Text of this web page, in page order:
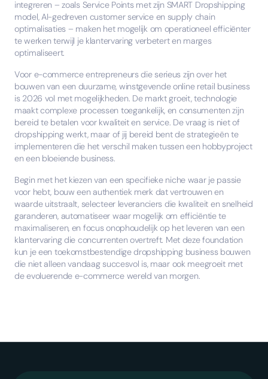
integreren – zoals Service Points met zijn SMART Dropshipping
model, AI-gedreven customer service en supply chain
optimalisaties – maken het mogelijk om operationeel efficiënter
te werken terwijl je klantervaring verbetert en marges
optimaliseert.
Voor e-commerce entrepreneurs die serieus zijn over het
bouwen van een duurzame, winstgevende online retail business
is 2026 vol met mogelijkheden. De markt groeit, technologie
maakt complexe processen toegankelijk, en consumenten zijn
bereid te betalen voor kwaliteit en service. De vraag is niet of
dropshipping werkt, maar of jij bereid bent de strategieën te
implementeren die het verschil maken tussen een hobbyproject
en een bloeiende business.
Begin met het kiezen van een specifieke niche waar je passie
voor hebt, bouw een authentiek merk dat vertrouwen en
waarde uitstraalt, selecteer leveranciers die kwaliteit en snelheid
garanderen, automatiseer waar mogelijk om efficiëntie te
maximaliseren, en focus onophoudelijk op het leveren van een
klantervaring die concurrenten overtreft. Met deze foundation
kun je een toekomstbestendige dropshipping business bouwen
die niet alleen vandaag succesvol is, maar ook meegroeit met
de evoluerende e-commerce wereld van morgen.